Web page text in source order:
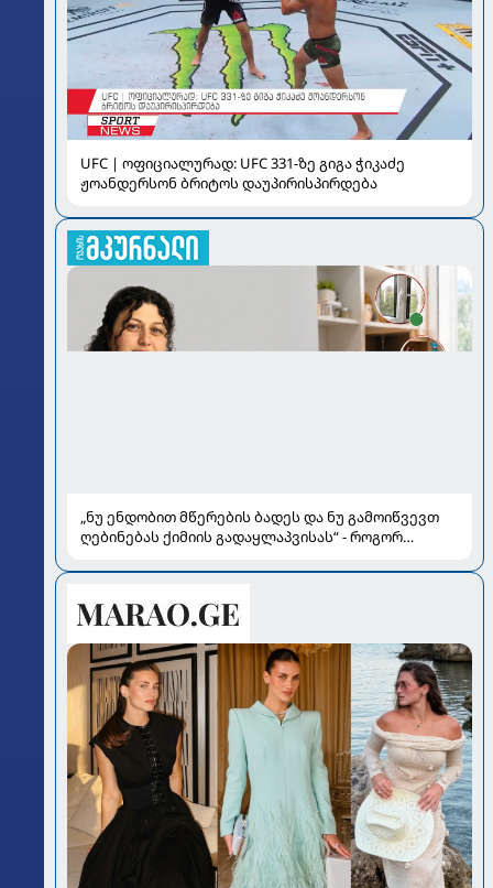
UFC | ოფიციალურად: UFC 331-ზე გიგა ჭიკაძე
ჟოანდერსონ ბრიტოს დაუპირისპირდება
„ნუ ენდობით მწერების ბადეს და ნუ გამოიწვევთ
ღებინებას ქიმიის გადაყლაპვისას“ - როგორ
სალომე ახვლედიანის რჩევები